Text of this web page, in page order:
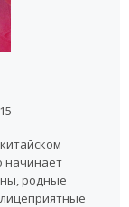
начинает
родные